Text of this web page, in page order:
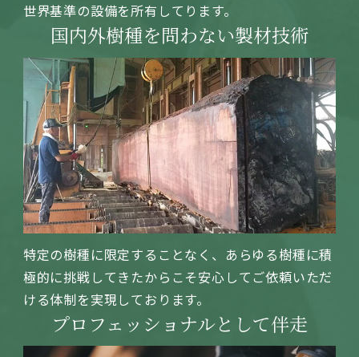
世界基準の設備を所有してります。
国内外樹種を問わない製材技術
特定の樹種に限定することなく、あらゆる樹種に積
極的に挑戦してきたからこそ安心してご依頼いただ
ける体制を実現しております。
プロフェッショナルとして伴走